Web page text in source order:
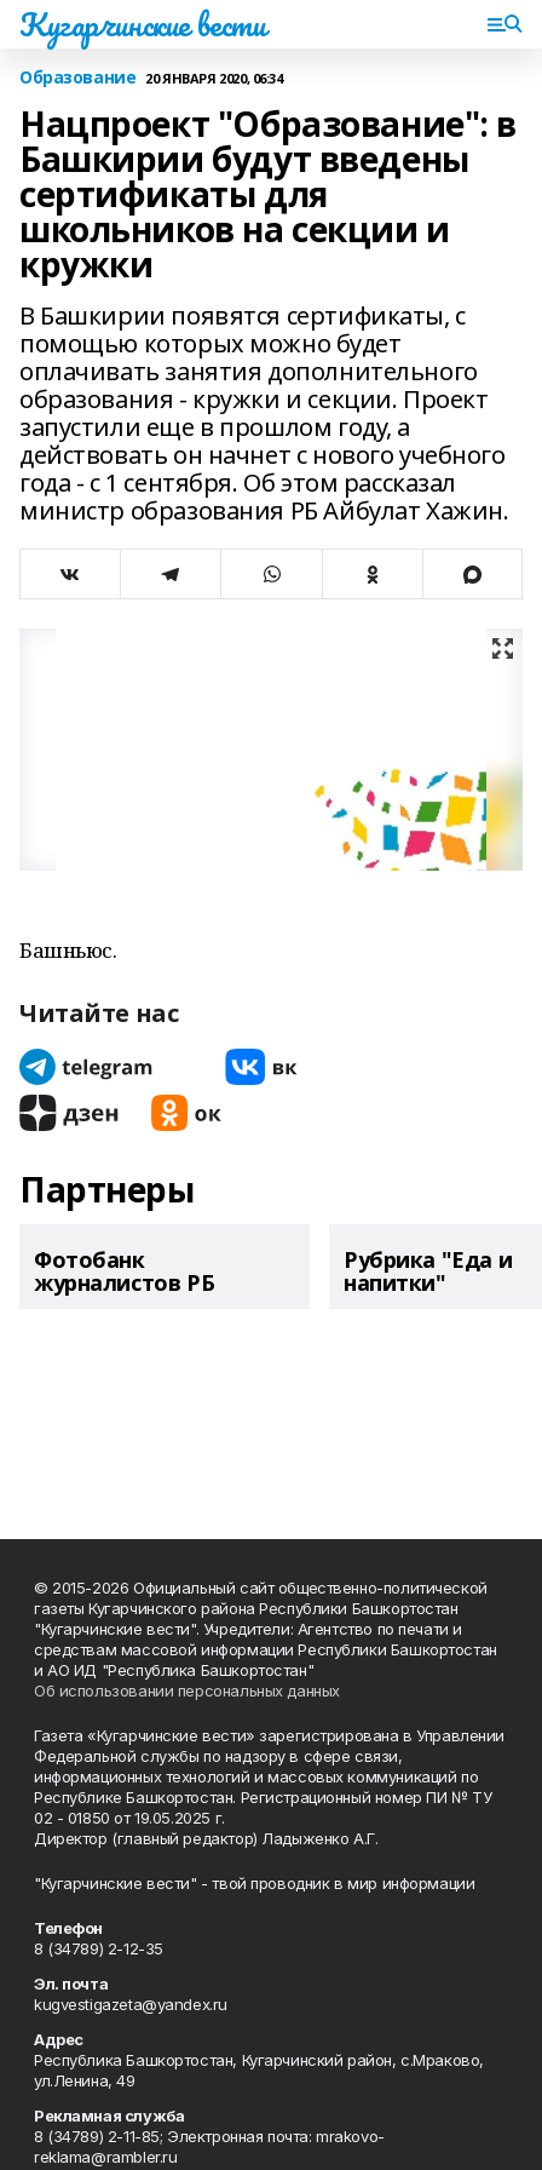
Кугарчинские вести
Образование 20 ЯНВАРЯ 2020, 06:34
Нацпроект "Образование": в
Башкирии будут введены
сертификаты для
школьников на секции и
кружки
В Башкирии появятся сертификаты, с
помощью которых можно будет
оплачивать занятия дополнительного
образования - кружки и секции. Проект
запустили еще в прошлом году, а
действовать он начнет с нового учебного
года - с 1 сентября. Об этом рассказал
министр образования РБ Айбулат Хажин.
Башньюс.
Читайте нас
Партнеры
Фотобанк
журналистов РБ
Рубрика "Еда и
напитки"
© 2015-2026 Официальный сайт общественно-политической
газеты Кугарчинского района Республики Башкортостан
"Кугарчинские вести". Учредители: Агентство по печати и
средствам массовой информации Республики Башкортостан
и АО ИД "Республика Башкортостан"
Об использовании персональных данных
Газета «Кугарчинские вести» зарегистрирована в Управлении
Федеральной службы по надзору в сфере связи,
информационных технологий и массовых коммуникаций по
Республике Башкортостан. Регистрационный номер ПИ № ТУ
02 - 01850 от 19.05.2025 г.
Директор (главный редактор) Ладыженко А.Г.
"Кугарчинские вести" - твой проводник в мир информации
Телефон
8 (34789) 2-12-35
Эл. почта
kugvestigazeta@yandex.ru
Адрес
Республика Башкортостан, Кугарчинский район, с.Мраково,
ул.Ленина, 49
Рекламная служба
8 (34789) 2-11-85; Электронная почта: mrakovo-
reklama@rambler.ru